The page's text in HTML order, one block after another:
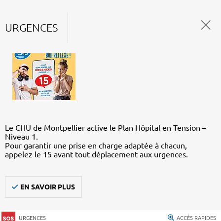
URGENCES
Le CHU de Montpellier active le Plan Hôpital en Tension –
Niveau 1.
Pour garantir une prise en charge adaptée à chacun,
appelez le 15 avant tout déplacement aux urgences.
EN SAVOIR PLUS
URGENCES ACCÈS RAPIDES